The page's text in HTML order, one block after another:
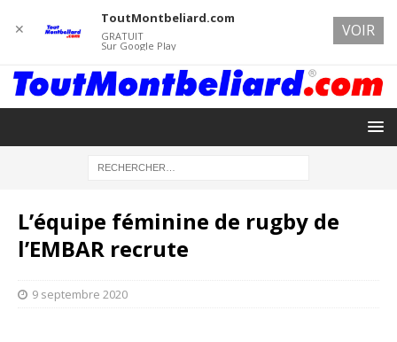
L’équipe féminine de rugby de
l’EMBAR recrute
9 septembre 2020
✕
ToutMontbeliard.com
GRATUIT
Sur Google Play
VOIR